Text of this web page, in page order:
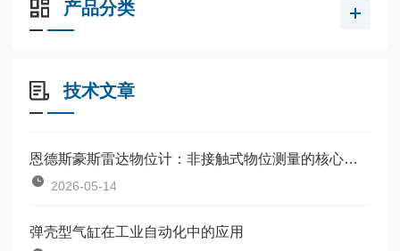
产品分类
技术文章
恩德斯豪斯雷达物位计：非接触式物位测量的核心设备
2026-05-14
弹壳型气缸在工业自动化中的应用